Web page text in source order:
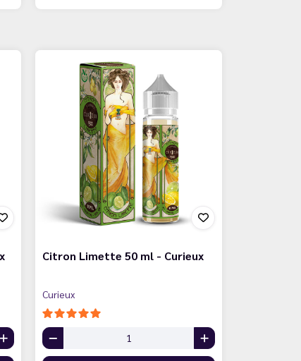
Citron Limette 50 ml - Curieux
Curieux